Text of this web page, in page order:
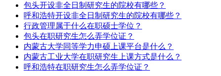
包头开设非全日制研究生的院校有哪些？
呼和浩特开设非全日制研究生的院校有哪些？
行政管理属于什么在职硕士学位？
包头在职研究生怎么弄学位证？
内蒙古大学同等学力申硕上课平台是什么？
内蒙古工业大学在职研究生上课方式是什么？
呼和浩特在职研究生怎么弄学位证？